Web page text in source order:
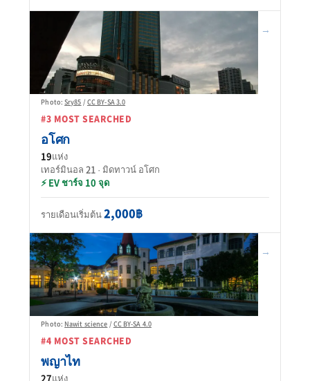
Photo:Sry85 /CC BY-SA 3.0
#3 MOST SEARCHED
อโศก
19แห่ง
เทอร์มินอล 21 · มิดทาวน์ อโศก
⚡ EV ชาร์จ 10 จุด
รายเดือนเริ่มต้น2,000฿
→
Photo: Nawit science /CC BY-SA 4.0
#4 MOST SEARCHED
พญาไท
27แห่ง
→